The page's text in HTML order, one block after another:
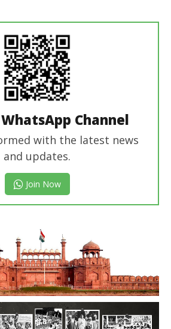
Channel
with the latest news
and updates.
Join Now